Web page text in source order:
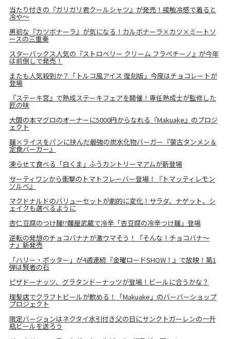
当たり付きの『ガリガリ君クールシャツ』が発売！接触冷感で着ると
冷や～
男前な『カツボナーラ』が気になる！カルボナーラ×カツ×ミートソ
ースの三重奏
スターバックス人気の『ストロベリー クリーム フラペチーノ』が今年
は前倒しで発売！
またも人気殺到か？「トルコ風アイス 復刻版」今度はチョコレートが
登場
『ステーキ宮』で熟成ステーキフェアを開催！専任熟成士が監修した
匠の味
大間の本マグロのオーナーに5000円からなれる『Makuake』のプロジ
ェクト
麺×ライスをパンに挟んだ最強の炭水化物バーガー『蒙古タンメン＆
定食バーガー』
凍らせて食べる「白くま」ふうカントリーマアムが新登場
サーティワンから衝撃のトマトフレーバー登場！『トマッティレモン
ソルベ』
マクドナルドのバリューセットが劇的に変化！サラダ、ナゲット、シ
ェイクも選べるように
杏仁豆腐のつけ麺!?麵屋武蔵で冷辛「杏豆腐の冷辛つけ麺」登場
逆転の発想のチョコバナナが激ウマそう！『そんな！チョコバナ～
ナ』新発売
「ハリー・ポッター」が4週連続『金曜ロードSHOW！』で放映！第1
弾は賢者の石
ピザドーナッツ、グラタンドーナッツが登場！ビールに合うかな？
理髪店でクラフトビールが飲める！「Makuake」のバーバーショップ
プロジェクト
限定バージョンはネクタイ水引付き父の日にサンクトガーレンの一升
瓶ビールを送ろう